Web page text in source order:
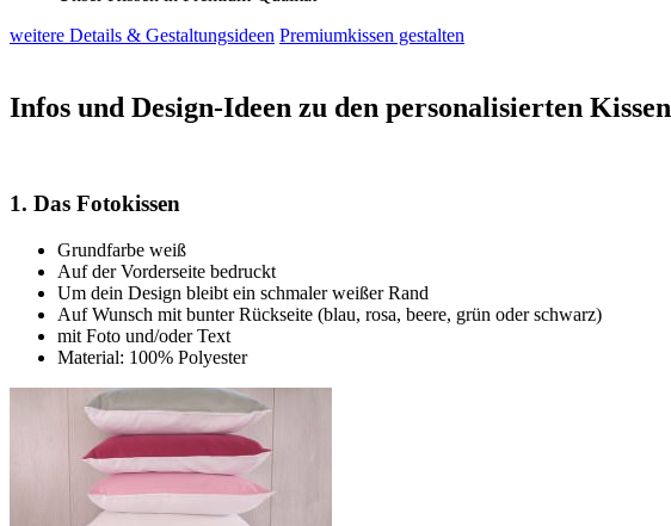
weitere Details & Gestaltungsideen Premiumkissen gestalten
Infos und Design-Ideen zu den personalisierten Kissen
1. Das Fotokissen
Grundfarbe weiß
Auf der Vorderseite bedruckt
Um dein Design bleibt ein schmaler weißer Rand
Auf Wunsch mit bunter Rückseite (blau, rosa, beere, grün oder schwarz)
mit Foto und/oder Text
Material: 100% Polyester